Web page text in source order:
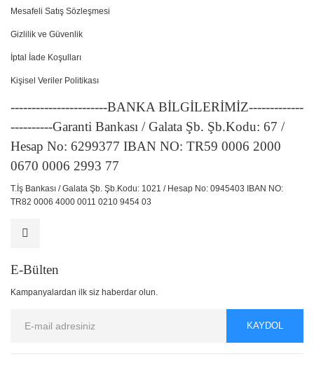
Mesafeli Satış Sözleşmesi
Gizlilik ve Güvenlik
İptal İade Koşulları
Kişisel Veriler Politikası
-----------------------BANKA BİLGİLERİMİZ-------------
----------Garanti Bankası / Galata Şb. Şb.Kodu: 67 /
Hesap No: 6299377 IBAN NO: TR59 0006 2000
0670 0006 2993 77
T.İş Bankası / Galata Şb. Şb.Kodu: 1021 / Hesap No: 0945403 IBAN NO:
TR82 0006 4000 0011 0210 9454 03
E-Bülten
Kampanyalardan ilk siz haberdar olun.
KAYDOL